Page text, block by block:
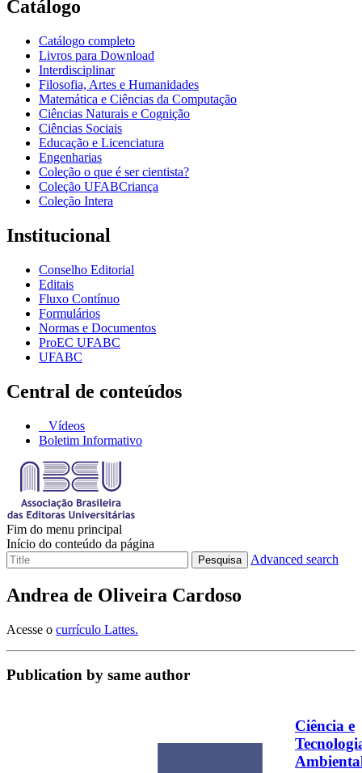
Catálogo
Catálogo completo
Livros para Download
Interdisciplinar
Filosofia, Artes e Humanidades
Matemática e Ciências da Computação
Ciências Naturais e Cognição
Ciências Sociais
Educação e Licenciatura
Engenharias
Coleção o que é ser cientista?
Coleção UFABCriança
Coleção Intera
Institucional
Conselho Editorial
Editais
Fluxo Contínuo
Formulários
Normas e Documentos
ProEC UFABC
UFABC
Central de conteúdos
Vídeos
Boletim Informativo
Fim do menu principal
Início do conteúdo da página
Pesquisa Advanced search
Andrea de Oliveira Cardoso
Acesse o currículo Lattes.
Publication by same author
Ciência e